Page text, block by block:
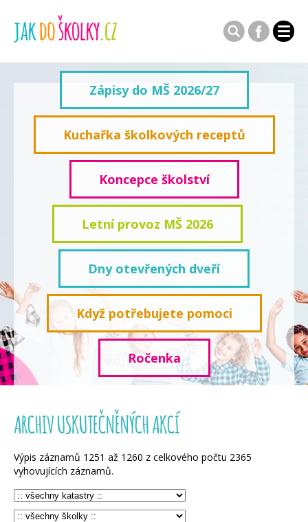
Zápisy do MŠ 2026/27
Kuchařka školkových receptů
Koncepce školství
Letní provoz MŠ 2026
Dny otevřených dveří
Když potřebujete pomoci
Ročenka
ARCHIV USKUTEČNĚNÝCH AKCÍ
Výpis záznamů 1251 až 1260 z celkového počtu 2365
vyhovujících záznamů.